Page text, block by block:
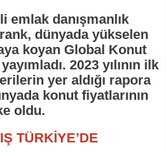
emlak danışmanlık
dünyada yükselen
koyan Global Konut
2023 yılının ilk
yer aldığı rapora
konut fiyatlarının
oldu.
TÜRKİYE’DE